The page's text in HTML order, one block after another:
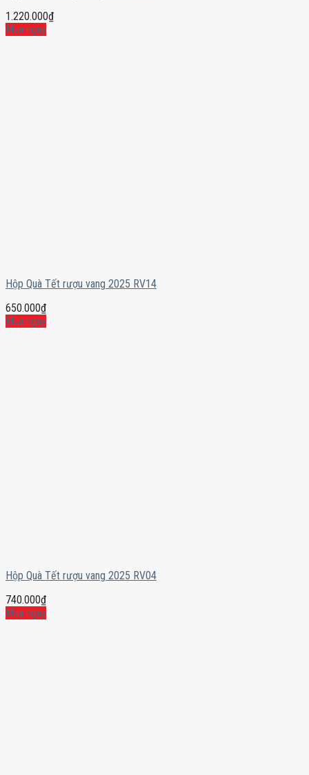
1.220.000₫
Mua ngay
Hộp Quà Tết rượu vang 2025 RV14
650.000₫
Mua ngay
Hộp Quà Tết rượu vang 2025 RV04
740.000₫
Mua ngay